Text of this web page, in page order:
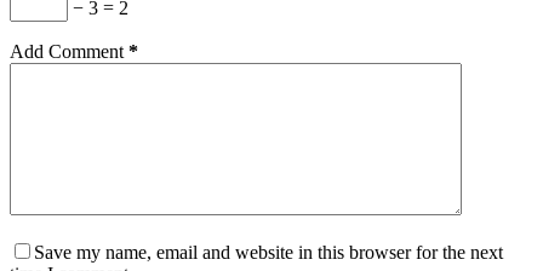
− 3 = 2
Add Comment *
Save my name, email and website in this browser for the next